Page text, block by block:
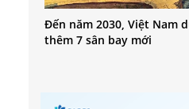
Đến năm 2030, Việt Nam
thêm 7 sân bay mới